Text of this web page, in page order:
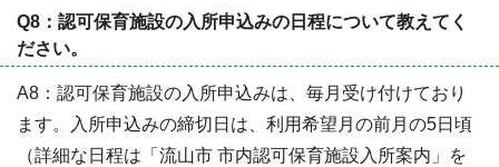
Q8：認可保育施設の入所申込みの日程について教えてく
ださい。
A8：認可保育施設の入所申込みは、毎月受け付けており
ます。入所申込みの締切日は、利用希望月の前月の5日頃
（詳細な日程は「流山市 市内認可保育施設入所案内」を